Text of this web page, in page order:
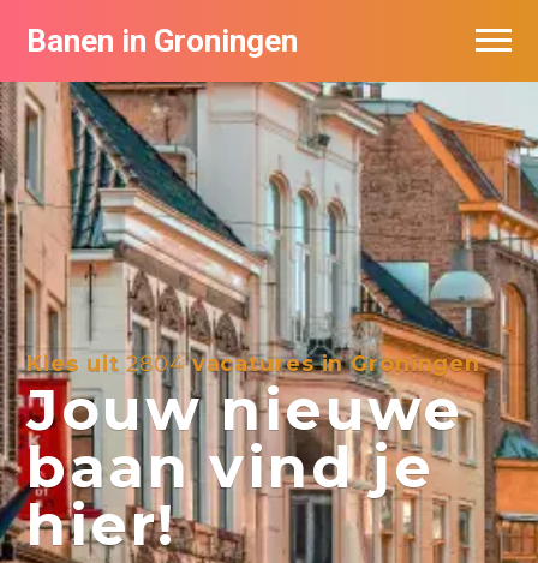
Banen in Groningen
Kies uit2804vacatures in Groningen
Jouw nieuwe
baan vind je
hier!
Vacatures per bedrijf
De populairste vacatures in Groningen
Nieuwsbrief feed